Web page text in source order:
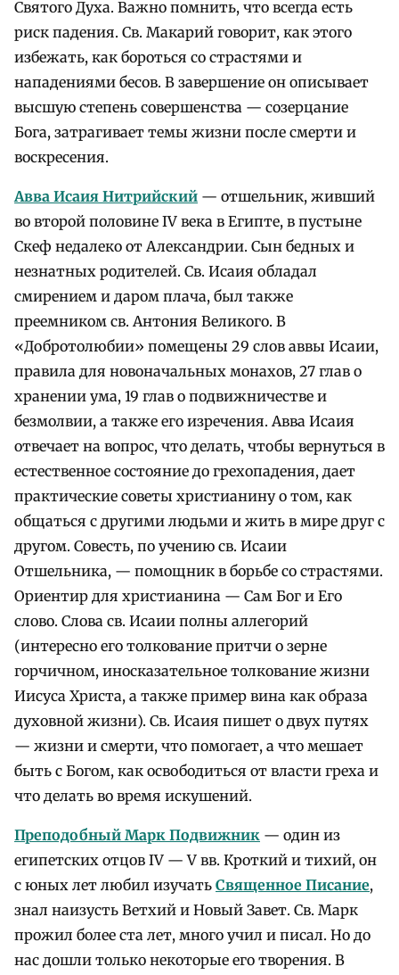
Святого Духа. Важно помнить, что всегда есть
риск падения. Св. Макарий говорит, как этого
избежать, как бороться со страстями и
нападениями бесов. В завершение он описывает
высшую степень совершенства — созерцание
Бога, затрагивает темы жизни после смерти и
воскресения.
Авва Исаия Нитрийский — отшельник, живший
во второй половине IV века в Египте, в пустыне
Скеф недалеко от Александрии. Сын бедных и
незнатных родителей. Св. Исаия обладал
смирением и даром плача, был также
преемником св. Антония Великого. В
«Добротолюбии» помещены 29 слов аввы Исаии,
правила для новоначальных монахов, 27 глав о
хранении ума, 19 глав о подвижничестве и
безмолвии, а также его изречения. Авва Исаия
отвечает на вопрос, что делать, чтобы вернуться в
естественное состояние до грехопадения, дает
практические советы христианину о том, как
общаться с другими людьми и жить в мире друг с
другом. Совесть, по учению св. Исаии
Отшельника, — помощник в борьбе со страстями.
Ориентир для христианина — Сам Бог и Его
слово. Слова св. Исаии полны аллегорий
(интересно его толкование притчи о зерне
горчичном, иносказательное толкование жизни
Иисуса Христа, а также пример вина как образа
духовной жизни). Св. Исаия пишет о двух путях
— жизни и смерти, что помогает, а что мешает
быть с Богом, как освободиться от власти греха и
что делать во время искушений.
Преподобный Марк Подвижник — один из
египетских отцов IV — V вв. Кроткий и тихий, он
с юных лет любил изучать Священное Писание,
знал наизусть Ветхий и Новый Завет. Св. Марк
прожил более ста лет, много учил и писал. Но до
нас дошли только некоторые его творения. В